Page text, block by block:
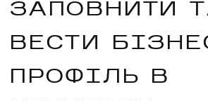
ЗАПОВНИТИ
ВЕСТИ
ПРОФІЛЬ В